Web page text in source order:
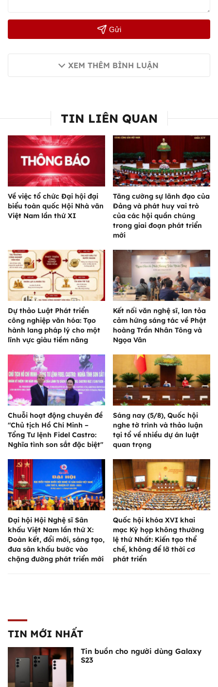
Gửi
XEM THÊM BÌNH LUẬN
TIN LIÊN QUAN
Về việc tổ chức Đại hội đại
biểu toàn quốc Hội Nhà văn
Việt Nam lần thứ XI
Tăng cường sự lãnh đạo của
Đảng và phát huy vai trò
của các hội quần chúng
trong giai đoạn phát triển
mới
Dự thảo Luật Phát triển
công nghiệp văn hóa: Tạo
hành lang pháp lý cho một
lĩnh vực giàu tiềm năng
Kết nối văn nghệ sĩ, lan tỏa
cảm hứng sáng tác về Phật
hoàng Trần Nhân Tông và
Ngọa Vân
Chuỗi hoạt động chuyên đề
"Chủ tịch Hồ Chí Minh –
Tổng Tư lệnh Fidel Castro:
Nghĩa tình son sắt đặc biệt"
Sáng nay (5/8), Quốc hội
nghe tờ trình và thảo luận
tại tổ về nhiều dự án luật
quan trọng
Đại hội Hội Nghệ sĩ Sân
khấu Việt Nam lần thứ X:
Đoàn kết, đổi mới, sáng tạo,
đưa sân khấu bước vào
chặng đường phát triển mới
Quốc hội khóa XVI khai
mạc Kỳ họp không thường
lệ thứ Nhất: Kiến tạo thể
chế, không để lỡ thời cơ
phát triển
TIN MỚI NHẤT
Tin buồn cho người dùng Galaxy
S23